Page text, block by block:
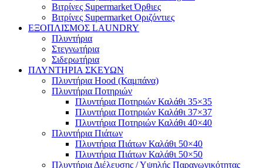
Βιτρίνες Supermarket Όρθιες
Βιτρίνες Supermarket Οριζόντιες
ΕΞΟΠΛΙΣΜΟΣ LAUNDRY
Πλυντήρια
Στεγνωτήρια
Σιδερωτήρια
ΠΛΥΝΤΗΡΙΑ ΣΚΕΥΩΝ
Πλυντήρια Hood (Καμπάνα)
Πλυντήρια Ποτηριών
Πλυντήρια Ποτηριών Καλάθι 35×35
Πλυντήρια Ποτηριών Καλάθι 37×37
Πλυντήρια Ποτηριών Καλάθι 40×40
Πλυντήρια Πιάτων
Πλυντήρια Πιάτων Καλάθι 50×40
Πλυντήρια Πιάτων Καλάθι 50×50
Πλυντήρια Διέλευσης / Υψηλής Παραγωγικότητας